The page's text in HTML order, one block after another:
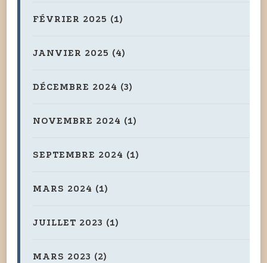
FÉVRIER 2025 (1)
JANVIER 2025 (4)
DÉCEMBRE 2024 (3)
NOVEMBRE 2024 (1)
SEPTEMBRE 2024 (1)
MARS 2024 (1)
JUILLET 2023 (1)
MARS 2023 (2)